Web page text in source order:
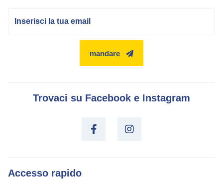
mandare
Trovaci su Facebook e Instagram
Accesso rapido